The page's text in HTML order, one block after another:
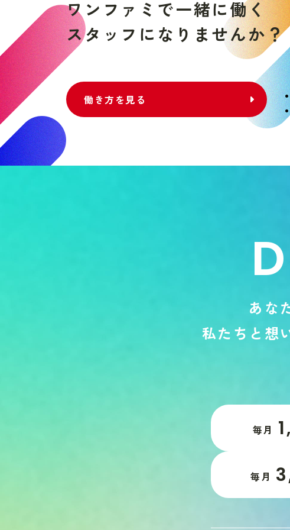
ワ ン フ ァ ミ で一緒に働く
スタ ッ フ に な り ませんか？
働き方を見る
D
あ な
私た ち と 想
毎月
毎月